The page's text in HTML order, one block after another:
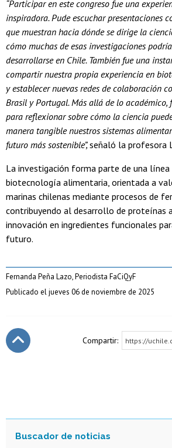
“Participar en este congreso fue una
inspiradora. Pude escuchar presentaciones
que muestran hacia dónde se dirige la
cómo muchas de esas investigaciones
desarrollarse en Chile. También fue una
compartir nuestra propia experiencia en
y establecer nuevas redes de colaboración
Brasil y Portugal. Más allá de lo
para reflexionar sobre cómo la ciencia
manera tangible nuestros sistemas
futuro más sostenible”,señaló la profesora
La investigación forma parte de una línea
biotecnología alimentaria, orientada a
marinas chilenas mediante procesos de
contribuyendo al desarrollo de proteínas
innovación en ingredientes funcionales
futuro.
Fernanda Peña Lazo, Periodista FaCiQyF
Publicado el jueves 06 de noviembre de 2025
Compartir: https://